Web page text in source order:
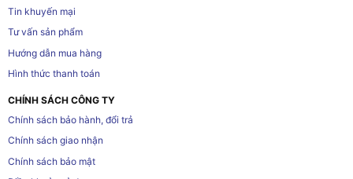
Tin khuyến mại
Tư vấn sản phẩm
Hướng dẫn mua hàng
Hình thức thanh toán
CHÍNH SÁCH CÔNG TY
Chính sách bảo hành, đổi trả
Chính sách giao nhận
Chính sách bảo mật